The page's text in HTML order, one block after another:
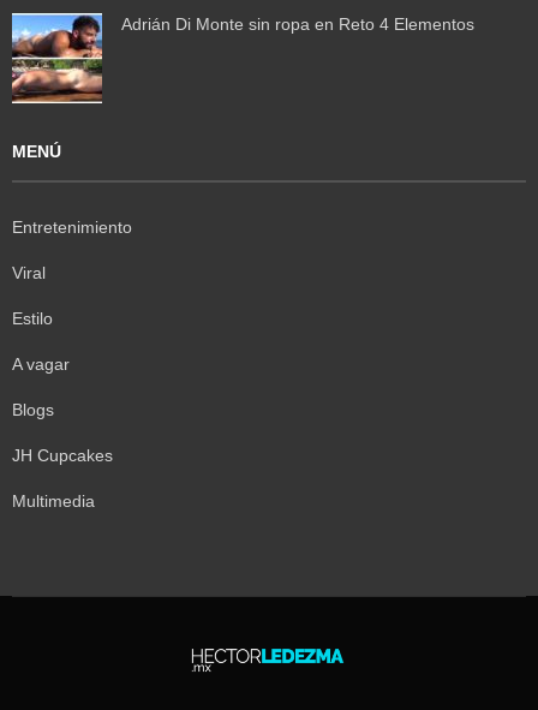
Adrián Di Monte sin ropa en Reto 4 Elementos
MENÚ
Entretenimiento
Viral
Estilo
A vagar
Blogs
JH Cupcakes
Multimedia